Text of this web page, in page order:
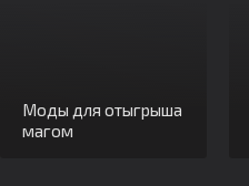
Моды для отыгрыша
магом